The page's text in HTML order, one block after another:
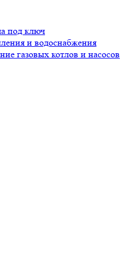
под ключ
и водоснабжения
газовых котлов и насосов